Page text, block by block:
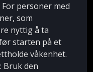
personer med
som
nyttig å ta
starten på et
våkenhet.
: Bruk den